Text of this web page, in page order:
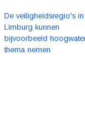
De veiligheidsregio's in
Limburg kunnen
bijvoorbeeld
thema nemen